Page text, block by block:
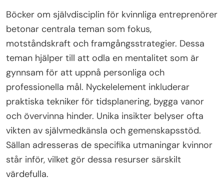
Böcker om självdisciplin för kvinnliga entreprenörer
betonar centrala teman som fokus,
motståndskraft och framgångsstrategier. Dessa
teman hjälper till att odla en mentalitet som är
gynnsam för att uppnå personliga och
professionella mål. Nyckelelement inkluderar
praktiska tekniker för tidsplanering, bygga vanor
och övervinna hinder. Unika insikter belyser ofta
vikten av självmedkänsla och gemenskapsstöd.
Sällan adresseras de specifika utmaningar kvinnor
står inför, vilket gör dessa resurser särskilt
värdefulla.